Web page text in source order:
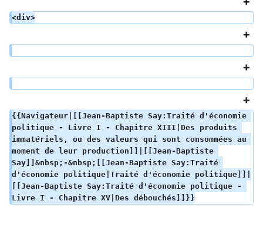
<div>
{{Navigateur|[[Jean-Baptiste Say:Traité d'économie
politique - Livre I - Chapitre XIII|Des produits
immatériels, ou des valeurs qui sont consommées au
moment de leur production]]|[[Jean-Baptiste
Say]]&nbsp;-&nbsp;[[Jean-Baptiste Say:Traité
d'économie politique|Traité d'économie politique]]|
[[Jean-Baptiste Say:Traité d'économie politique -
Livre I - Chapitre XV|Des débouchés]]}}